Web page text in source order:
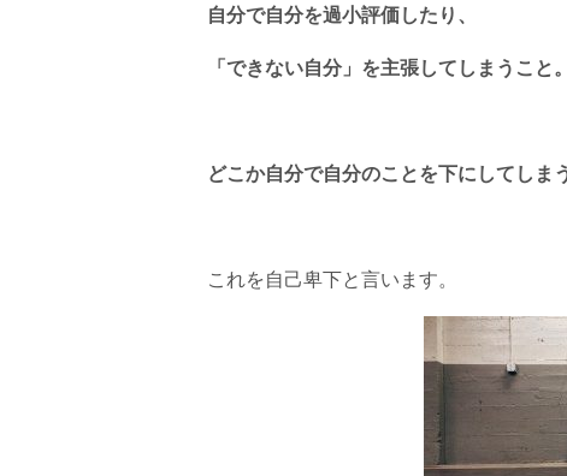
自分で自分を過小評価したり、
「できない自分」を主張してしまうこと。
どこか自分で自分のことを下にしてしま
これを自己卑下と言います。